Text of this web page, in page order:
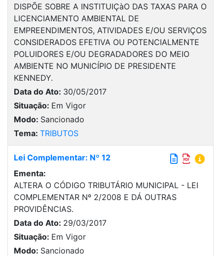
DISPÕE SOBRE A INSTITUIÇàO DAS TAXAS PARA O
LICENCIAMENTO AMBIENTAL DE
EMPREENDIMENTOS, ATIVIDADES E/OU SERVIÇOS
CONSIDERADOS EFETIVA OU POTENCIALMENTE
POLUIDORES E/OU DEGRADADORES DO MEIO
AMBIENTE NO MUNICÍPIO DE PRESIDENTE
KENNEDY.
Data do Ato: 30/05/2017
Situação: Em Vigor
Modo: Sancionado
Tema: TRIBUTOS
Lei Complementar: Nº 12
Ementa:
ALTERA O CÓDIGO TRIBUTÁRIO MUNICIPAL - LEI
COMPLEMENTAR Nº 2/2008 E DÁ OUTRAS
PROVIDÊNCIAS.
Data do Ato: 29/03/2017
Situação: Em Vigor
Modo: Sancionado